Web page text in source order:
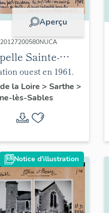
Aperçu
Sainte-
ouest en 1961.
la Loire > Sarthe >
lès-Sables
Notice d'illustration